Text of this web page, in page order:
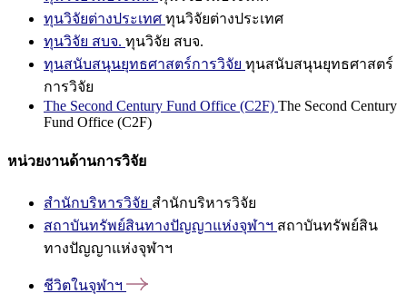
ทุนวิจัยต่างประเทศ ทุนวิจัยต่างประเทศ
ทุนวิจัย สบจ. ทุนวิจัย สบจ.
ทุนสนับสนุนยุทธศาสตร์การวิจัย ทุนสนับสนุนยุทธศาสตร์
การวิจัย
The Second Century Fund Office (C2F) The Second Century
Fund Office (C2F)
หน่วยงานด้านการวิจัย
สำนักบริหารวิจัย สำนักบริหารวิจัย
สถาบันทรัพย์สินทางปัญญาแห่งจุฬาฯ สถาบันทรัพย์สิน
ทางปัญญาแห่งจุฬาฯ
ชีวิตในจุฬาฯ